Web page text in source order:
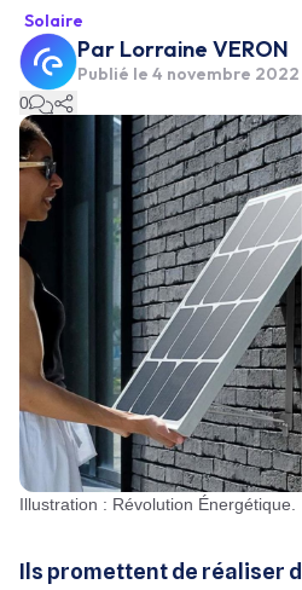
Solaire
Par Lorraine VERON
Publié le 4 novembre 2022
0
Illustration : Révolution Énergétique.
Ils promettent de réaliser